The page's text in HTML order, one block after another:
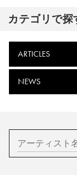
カテゴリで探
ARTICLES
NEWS